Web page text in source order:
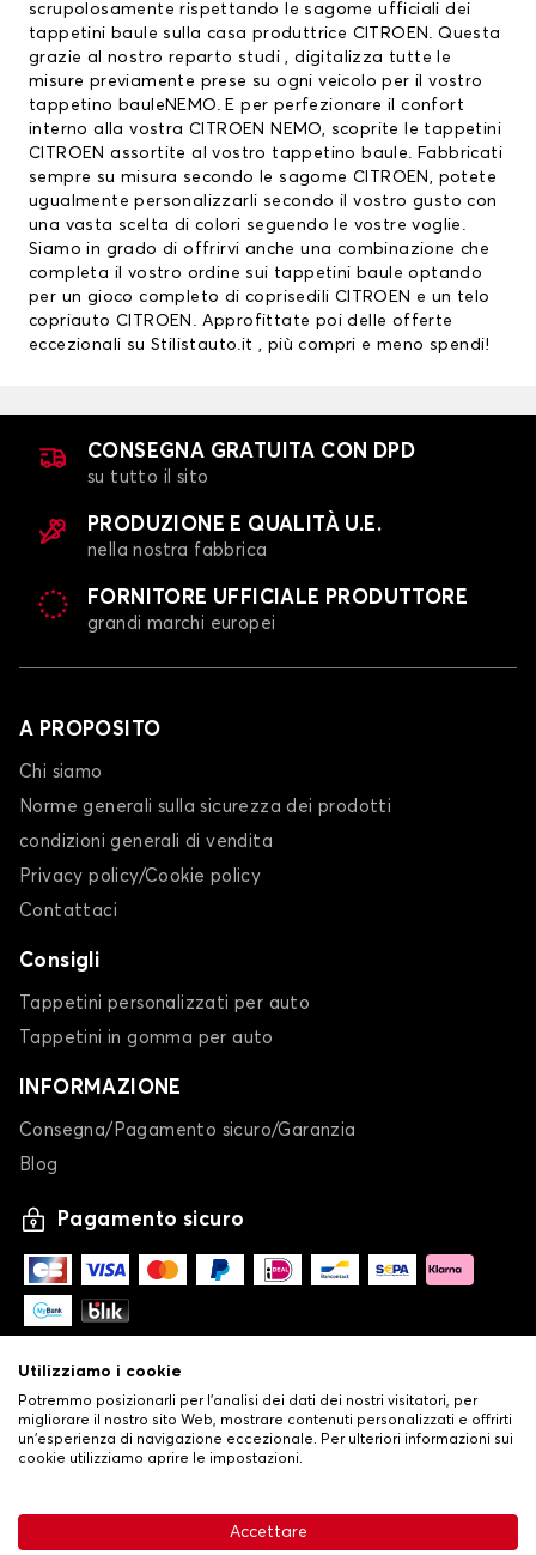
scrupolosamente rispettando le sagome ufficiali dei
tappetini baule sulla casa produttrice CITROEN. Questa
grazie al nostro reparto studi , digitalizza tutte le
misure previamente prese su ogni veicolo per il vostro
tappetino bauleNEMO. E per perfezionare il confort
interno alla vostra CITROEN NEMO, scoprite le tappetini
CITROENassortite al vostro tappetino baule. Fabbricati
sempre su misura secondo le sagome CITROEN, potete
ugualmente personalizzarli secondo il vostro gusto con
una vasta scelta di colori seguendo le vostre voglie.
Siamo in grado di offrirvi anche una combinazione che
completa il vostro ordine sui tappetini baule optando
per un gioco completo di coprisedili CITROEN e un telo
copriauto CITROEN. Approfittate poi delle offerte
eccezionali su Stilistauto.it , più compri e meno spendi!
CONSEGNA GRATUITA CON DPD
su tutto il sito
PRODUZIONE E QUALITÀ U.E.
nella nostra fabbrica
FORNITORE UFFICIALE PRODUTTORE
grandi marchi europei
A PROPOSITO
Chi siamo
Norme generali sulla sicurezza dei prodotti
condizioni generali di vendita
Privacy policy/Cookie policy
Contattaci
Consigli
Tappetini personalizzati per auto
Tappetini in gomma per auto
INFORMAZIONE
Consegna/Pagamento sicuro/Garanzia
Blog
Pagamento sicuro
Condizioni generali di vendita•
Politica sulla privacy e sui cookie•Livraison
Utilizziamo i cookie
Potremmo posizionarli per l'analisi dei dati dei nostri visitatori, per
migliorare il nostro sito Web, mostrare contenuti personalizzati e offrirti
un'esperienza di navigazione eccezionale. Per ulteriori informazioni sui
cookie utilizziamo aprire le impostazioni.
Accettare